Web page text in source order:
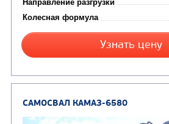
Грузоподъемность, кг
Вместимость кузова, м3
Направление разгрузки
Узнать